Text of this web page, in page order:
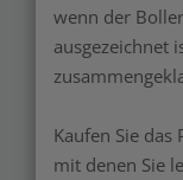
wenn der
ausgezeichnet
Kaufen Sie
mit denen Sie